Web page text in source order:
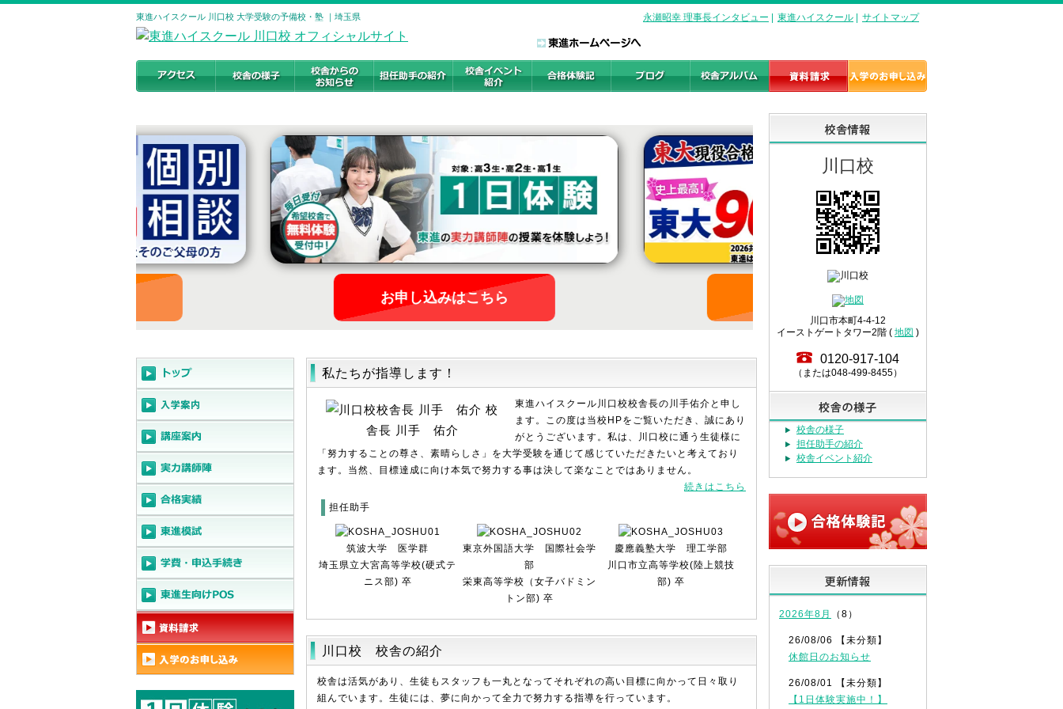
東進ハイスクール 川口校 大学受験の予備校・塾 ｜埼玉県 永瀬昭幸 理事長インタビュー 東進ハイスクール サイトマップ
お申し込みはこちら 詳しくはこちら
私たちが指導します！
校
舎長 川手 佑介
東進ハイスクール川口校校舎長の川手佑介と申し
ます。この度は当校HPをご覧いただき、誠にあり
がとうございます。私は、川口校に通う生徒様に
「努力することの尊さ、素晴らしさ」を大学受験を通じて感じていただきたいと考えており
ます。当然、目標達成に向け本気で努力する事は決して楽なことではありません。
続きはこちら
担任助手
筑波大学 医学群
埼玉県立大宮高等学校(硬式テ
ニス部) 卒
東京外国語大学 国際社会学
部
栄東高等学校（女子バドミン
トン部) 卒
慶應義塾大学 理工学部
川口市立高等学校(陸上競技
部) 卒
川口校 校舎の紹介
校舎は活気があり、生徒もスタッフも一丸となってそれぞれの高い目標に向かって日々取り
組んでいます。生徒には、夢に向かって全力で努力する指導を行っています。
川口校
川口市本町4-4-12
イーストゲートタワー2階 ( 地図 )
0120-917-104
（または048-499-8455）
校舎の様子
担任助手の紹介
校舎イベント紹介
2026年8月 （8）
26/08/06 【未分類】
休館日のお知らせ
26/08/01 【未分類】
【1日体験実施中！】